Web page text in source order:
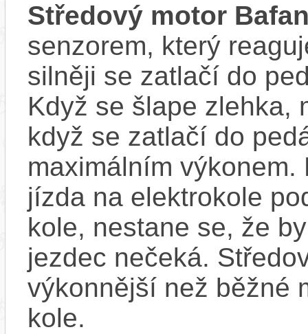
Středový motor
senzorem, který
silněji se zatlačí do
Když se šlape zlehka,
když se zatlačí do
maximálním
jízda na elektrokole
kole, nestane se, že
jezdec nečeká.
výkonnější než běžné
kole.